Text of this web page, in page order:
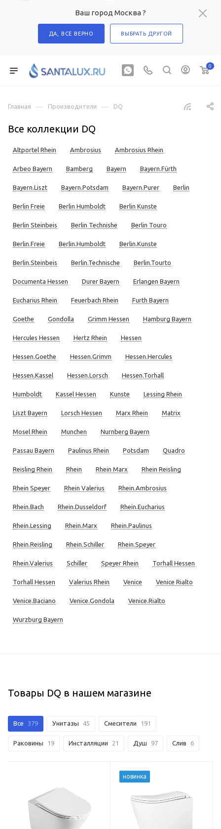
Ваш город Москва ?
ДА, ВСЕ ВЕРНО ВЫБРАТЬ ДРУГОЙ
0
Главная — Производители — DQ
Все коллекции DQ
Altportel Rhein Ambrosius Ambrosius Rhein
Arbeo Bayern Bamberg Bayern Bayern.Fürth
Bayern.Liszt Bayern.Potsdam Bayern.Purer Berlin
Berlin Freie Berlin Humboldt Berlin Kunste
Berlin Steinbeis Berlin Technishe Berlin Touro
Berlin.Freie Berlin.Humboldt Berlin.Kunste
Berlin.Steinbeis Berlin.Technische Berlin.Tourto
Documenta Hessen Durer Bayern Erlangen Bayern
Eucharius Rhein Feuerbach Rhein Furth Bayern
Goethe Gondolla Grimm Hessen Hamburg Bayern
Hercules Hessen Hertz Rhein Hessen
Hessen.Goethe Hessen.Grimm Hessen.Hercules
Hessen.Kassel Hessen.Lorsch Hessen.Torhall
Humboldt Kassel Hessen Kunste Lessing Rhein
Liszt Bayern Lorsch Hessen Marx Rhein Matrix
Mosel Rhein Munchen Nurnberg Bayern
Passau Bayern Paulinus Rhein Potsdam Quadro
Reisling Rhein Rhein Rhein Marx Rhein Reisling
Rhein Speyer Rhein Valerius Rhein.Ambrosius
Rhein.Bach Rhein.Dusseldorf Rhein.Eucharius
Rhein.Lessing Rhein.Marx Rhein.Paulinus
Rhein.Reisling Rhein.Schiller Rhein.Speyer
Rhein.Valerius Schiller Speyer Rhein Torhall Hessen
Torhall Hessen Valerius Rhein Venice Venice Rialto
Venice.Baciano Venice.Gondola Venice.Rialto
Wurzburg Bayern
Товары DQ в нашем магазине
Все 379 Унитазы 45 Смесители 191
Раковины 19 Инсталляции 21 Душ 97 Слив 6
новинка